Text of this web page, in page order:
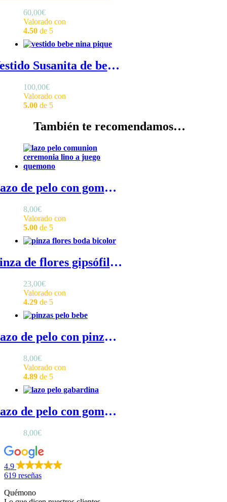
60,00€
Valorado con
4.50 de 5
Vestido Susanita de bebé - Vestido ceremonia bebé niña en piqué
100,00€
Valorado con
5.00 de 5
También te recomendamos…
Lazo de pelo con goma de lino - Lazo pelo niña en lino con goma elástica
8,00€
Valorado con
5.00 de 5
Pinza de flores gipsófila - Pinza de flores preservadas con hortensias y gipsófila
23,00€
Valorado con
4.29 de 5
Lazo de pelo con pinza - Lazo de pelo con pinza para bebé
8,00€
Valorado con
4.89 de 5
Lazo de pelo con goma de gabardina - Lazo niña de gabardina con goma elástica
8,00€
4.9
619 reseñas
Quémono